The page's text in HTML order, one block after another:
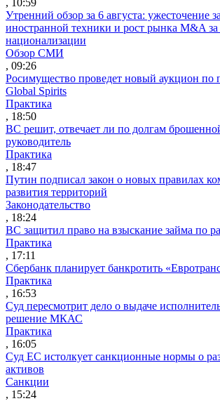
Утренний обзор за 6 августа: ужесточение
иностранной техники и рост рынка M&A за
национализации
Обзор СМИ
, 09:26
Росимущество проведет новый аукцион по
Global Spirits
Практика
, 18:50
ВС решит, отвечает ли по долгам
руководитель
Практика
, 18:47
Путин подписал закон о новых правилах
развития территорий
Законодательство
, 18:24
ВС защитил право на взыскание займа по
Практика
, 17:11
Сбербанк планирует банкротить
Практика
, 16:53
Суд пересмотрит дело о выдаче
решение МКАС
Практика
, 16:05
Суд ЕС истолкует санкционные нормы о
активов
Санкции
, 15:24